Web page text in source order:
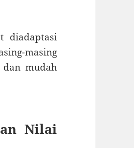
diadaptasi
masing
mudah
Nilai